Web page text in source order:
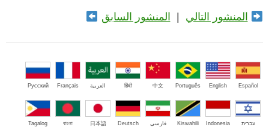
المنشور التالي المنشور السابق
Español
English
Português
中文
हिंदी العربية Français
Русский
עברית Indonesia
Kiswahili فارسی Deutsch
日本語
বাংলা
Tagalog